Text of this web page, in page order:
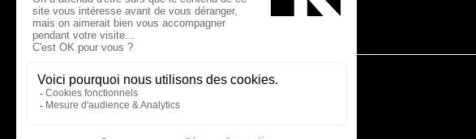
Page Facebook de Kollectif
Page Instagram de Kollectif
Page Linkedin de Kollectif
Partenaires